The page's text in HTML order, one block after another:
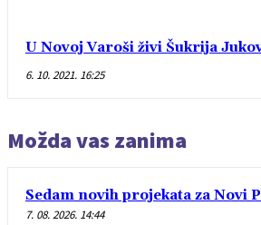
U Novoj Varoši živi Šukrija
6. 10. 2021. 16:25
Možda vas zanima
Sedam novih projekata za Novi
7. 08. 2026. 14:44